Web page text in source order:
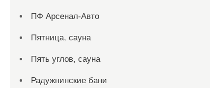
ПФ Арсенал-Авто
Пятница, сауна
Пять углов, сауна
Радужнинские бани